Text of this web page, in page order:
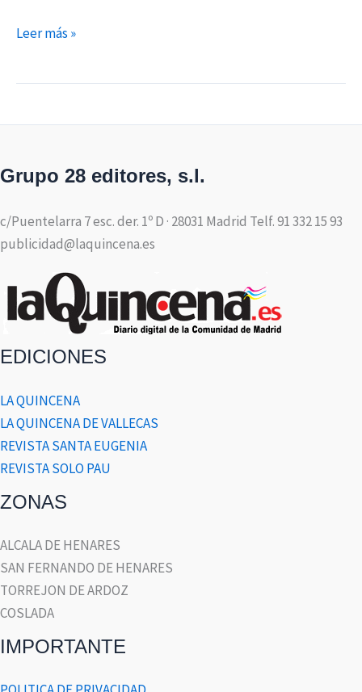
Leer más »
Grupo 28 editores, s.l.
c/Puentelarra 7 esc. der. 1º D · 28031 Madrid Telf. 91 332 15 93
publicidad@laquincena.es
EDICIONES
LA QUINCENA
LA QUINCENA DE VALLECAS
REVISTA SANTA EUGENIA
REVISTA SOLO PAU
ZONAS
ALCALA DE HENARES
SAN FERNANDO DE HENARES
TORREJON DE ARDOZ
COSLADA
IMPORTANTE